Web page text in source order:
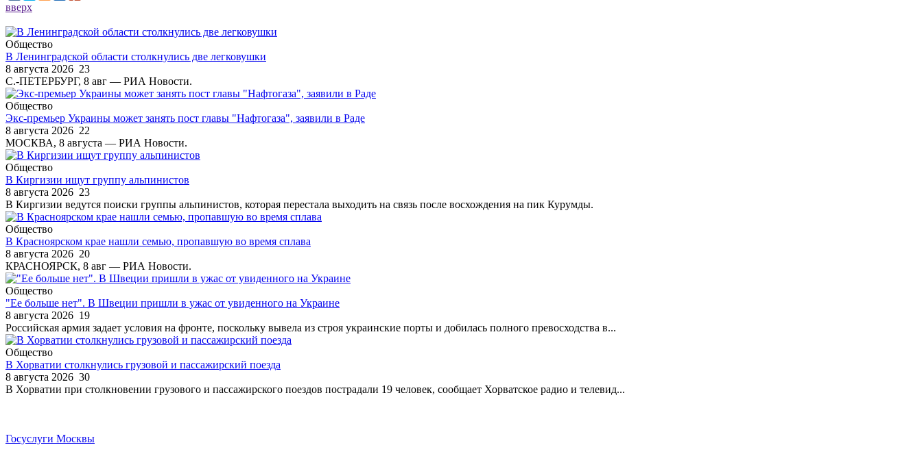
вверх
Общество
В Ленинградской области столкнулись две легковушки
8 августа 2026 23
С.-ПЕТЕРБУРГ, 8 авг — РИА Новости.
Общество
Экс-премьер Украины может занять пост главы "Нафтогаза", заявили в Раде
8 августа 2026 22
МОСКВА, 8 августа — РИА Новости.
Общество
В Киргизии ищут группу альпинистов
8 августа 2026 23
В Киргизии ведутся поиски группы альпинистов, которая перестала выходить на связь после восхождения на пик Курумды.
Общество
В Красноярском крае нашли семью, пропавшую во время сплава
8 августа 2026 20
КРАСНОЯРСК, 8 авг — РИА Новости.
Общество
"Ее больше нет". В Швеции пришли в ужас от увиденного на Украине
8 августа 2026 19
Российская армия задает условия на фронте, поскольку вывела из строя украинские порты и добилась полного превосходства в...
Общество
В Хорватии столкнулись грузовой и пассажирский поезда
8 августа 2026 30
В Хорватии при столкновении грузового и пассажирского поездов пострадали 19 человек, сообщает Хорватское радио и телевид...
Госуслуги Москвы